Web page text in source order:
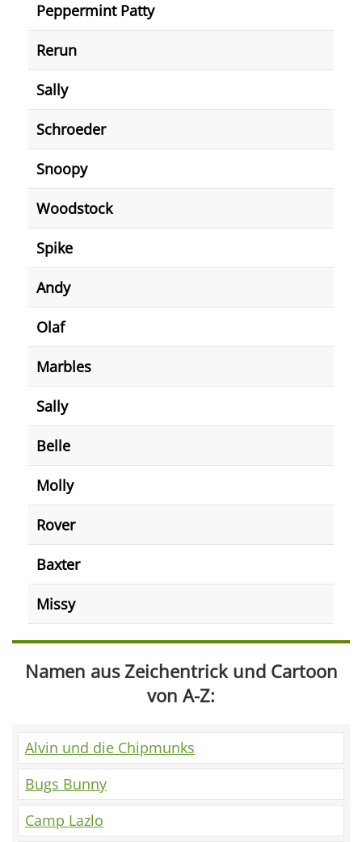
Peppermint Patty
Rerun
Sally
Schroeder
Snoopy
Woodstock
Spike
Andy
Olaf
Marbles
Sally
Belle
Molly
Rover
Baxter
Missy
Namen aus Zeichentrick und Cartoon
von A-Z:
Alvin und die Chipmunks
Bugs Bunny
Camp Lazlo